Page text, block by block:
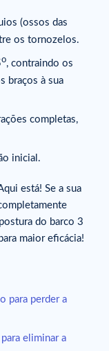
(ossos das
os tornozelos.
o, contraindo os
braços à sua
completas,
inicial.
está! Se a sua
do barco 3
maior eficácia!
para perder a
eliminar a